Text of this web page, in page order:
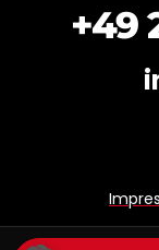
+49